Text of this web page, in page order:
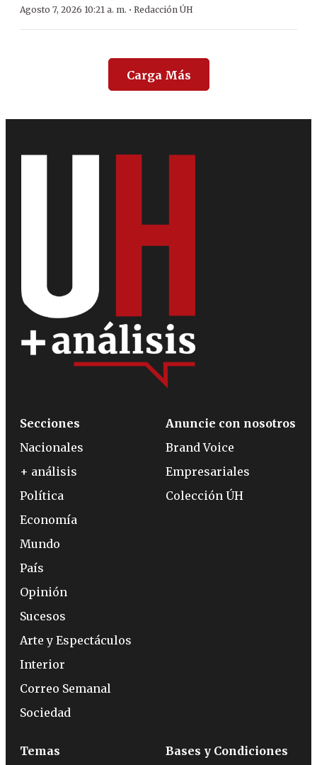
Agosto 7, 2026 10:21 a. m. · Redacción ÚH
Carga Más
Secciones
Nacionales
+ análisis
Política
Economía
Mundo
País
Opinión
Sucesos
Arte y Espectáculos
Interior
Correo Semanal
Sociedad
Anuncie con nosotros
Brand Voice
Empresariales
Colección ÚH
Temas Bases y Condiciones